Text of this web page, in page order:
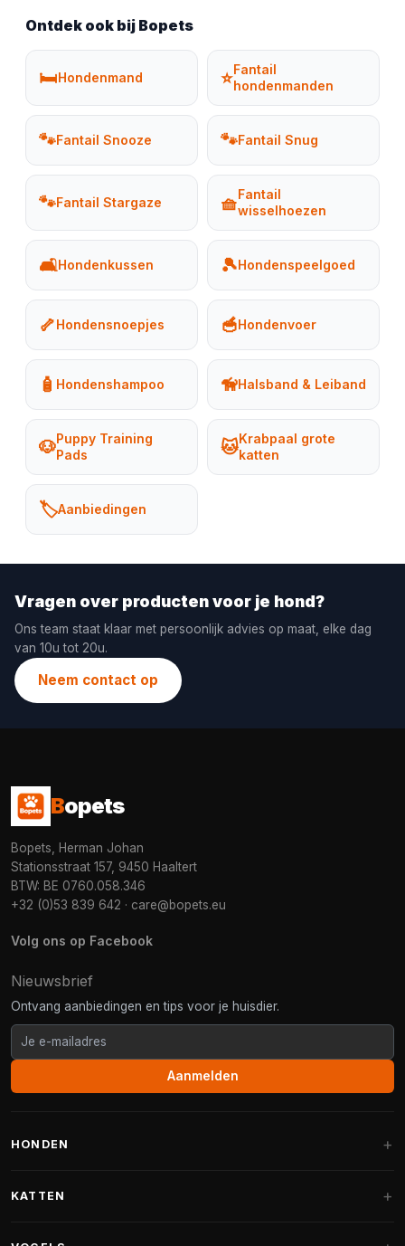
Ontdek ook bij Bopets
🛏️Hondenmand ⭐Fantail
hondenmanden
🐾Fantail Snooze 🐾Fantail Snug
🐾Fantail Stargaze 🧺Fantail
wisselhoezen
🛋️Hondenkussen 🎾Hondenspeelgoed
🦴Hondensnoepjes 🥣Hondenvoer
🧴 Hondenshampoo 🦮Halsband & Leiband
🐶Puppy Training
Pads
🐱Krabpaal grote
katten
🏷️Aanbiedingen
Vragen over producten voor je hond?
Ons team staat klaar met persoonlijk advies op maat, elke dag
van 10u tot 20u.
Neem contact op
Bopets
Bopets, Herman Johan
Stationsstraat 157, 9450 Haaltert
BTW: BE 0760.058.346
+32 (0)53 839 642 · care@bopets.eu
Volg ons op Facebook
Nieuwsbrief
Ontvang aanbiedingen en tips voor je huisdier.
Aanmelden
HONDEN
KATTEN